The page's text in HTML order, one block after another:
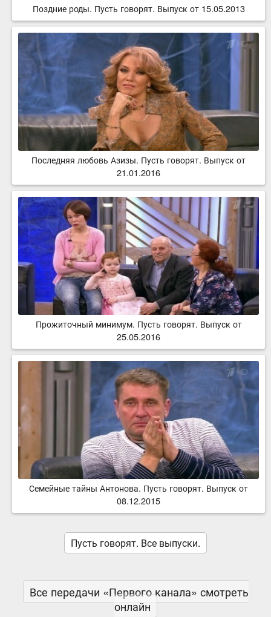
Поздние роды. Пусть говорят. Выпуск от 15.05.2013
Последняя любовь Азизы. Пусть говорят. Выпуск от
21.01.2016
Прожиточный минимум. Пусть говорят. Выпуск от
25.05.2016
Семейные тайны Антонова. Пусть говорят. Выпуск от
08.12.2015
Пусть говорят. Все выпуски.
Все передачи «Первого канала» смотреть
онлайн